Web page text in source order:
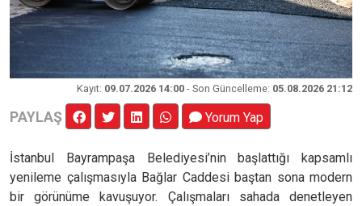
Kayıt: 09.07.2026 14:00 - Son Güncelleme: 05.08.2026 21:12
PAYLAŞ Yorum Yap
İstanbul Bayrampaşa Belediyesi’nin başlattığı kapsamlı
yenileme çalışmasıyla Bağlar Caddesi baştan sona modern
bir görünüme kavuşuyor. Çalışmaları sahada denetleyen